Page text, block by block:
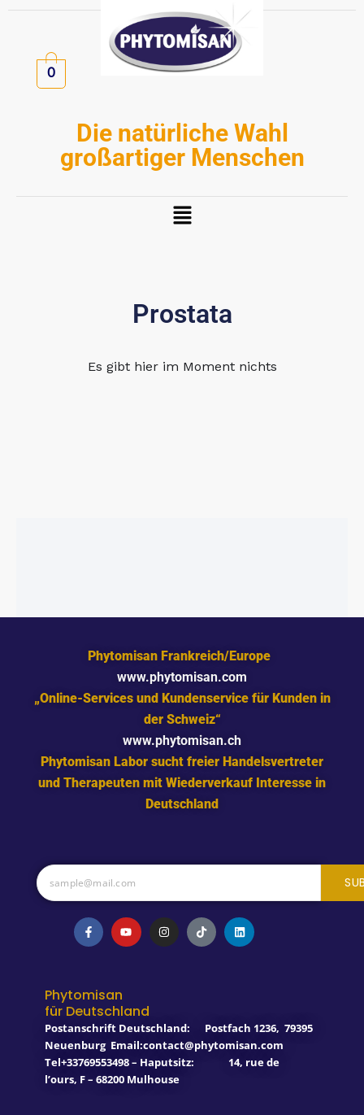
Zum
springen
0
Die natürliche Wahl
großartiger Menschen
Menü
Prostata
Es gibt hier im Moment nichts
Phytomisan Frankreich/Europe
www.phytomisan.com
„Online-Services und Kundenservice für Kunden in
der Schweiz“
www.phytomisan.ch
Phytomisan Labor sucht freier Handelsvertreter
und Therapeuten mit Wiederverkauf Interesse in
Deutschland
F
a
c
o
k
-
f
Y
o
u
n
s
T
i
k
L
i
n
Phytomisan
für Deutschland
Postanschrift Deutschland: Postfach 1236, 79395
Neuenburg Email:contact@phytomisan.com
Tel+33769553498 – Haputsitz: 14, rue de
l’ours, F – 68200 Mulhouse